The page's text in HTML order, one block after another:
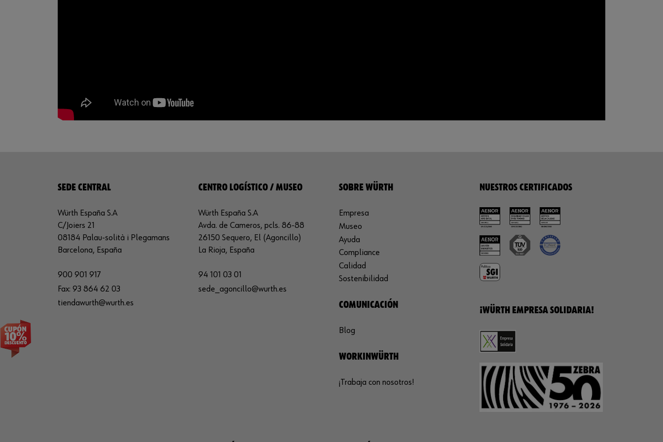
SEDE CENTRAL
Würth España S.A
C/Joiers 21
08184 Palau-solità i Plegamans
Barcelona, España
900 901 917
Fax: 93 864 62 03
tiendawurth@wurth.es
CENTRO LOGÍSTICO / MUSEO
Würth España S.A
Avda. de Cameros, pcls. 86-88
26150 Sequero, El (Agoncillo)
La Rioja, España
94 101 03 01
sede_agoncillo@wurth.es
SOBRE WÜRTH
Empresa
Museo
Ayuda
Compliance
Calidad
Sostenibilidad
COMUNICACIÓN
Blog
WORKINWÜRTH
¡Trabaja con nosotros!
NUESTROS CERTIFICADOS
¡WÜRTH EMPRESA SOLIDARIA!